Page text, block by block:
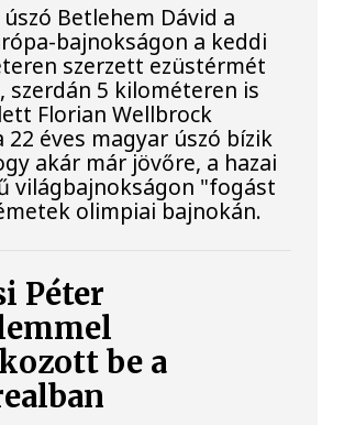
Betlehem Dávid a
bajnokságon a keddi
szerzett ezüstérmét
szerdán 5 kilométeren is
Florian Wellbrock
éves magyar úszó bízik
akár már jövőre, a hazai
világbajnokságon "fogást
olimpiai bajnokán.
Péter
be a